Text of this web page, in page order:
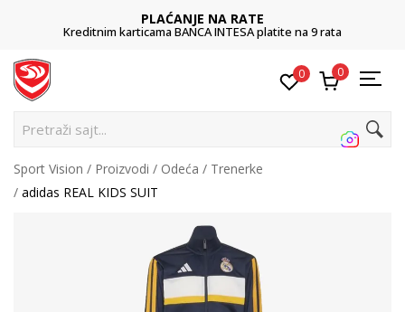
PLAĆANJE NA RATE
Kreditnim karticama BANCA INTESA platite na 9 rata
0 0
Pret
Sport Vision Proizvodi Odeća
Trenerke
adidas REAL KIDS SUIT